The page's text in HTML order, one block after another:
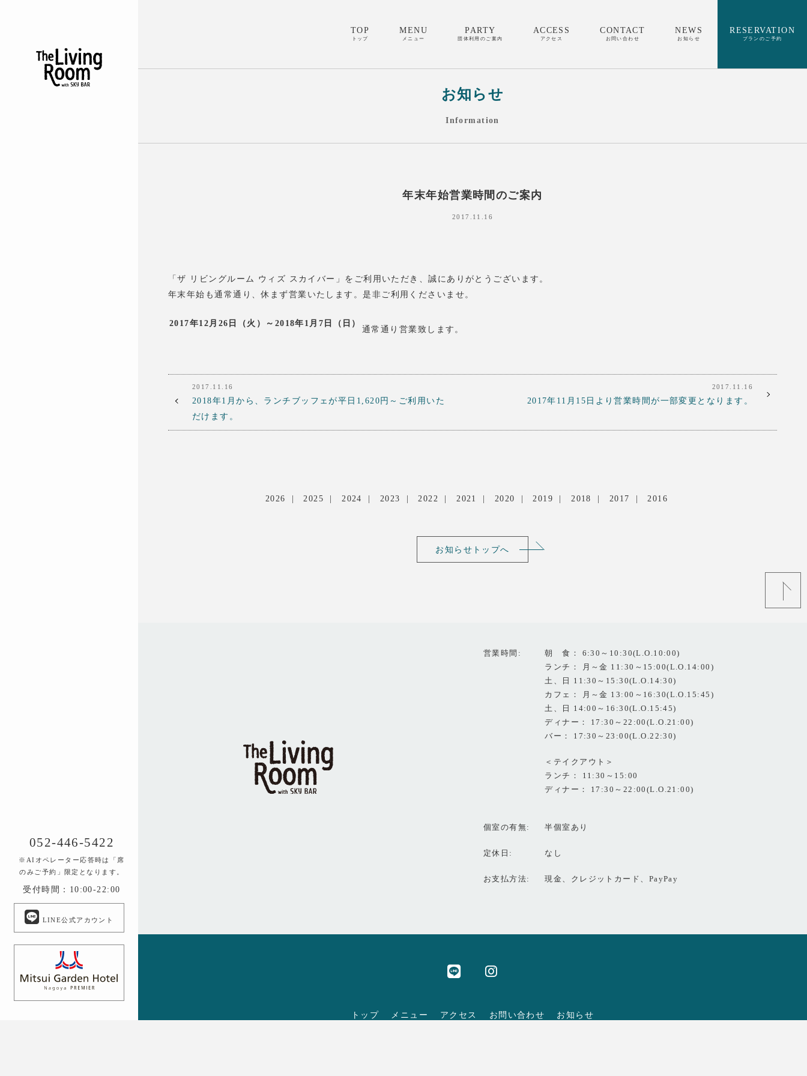
052-446-5422
※AIオペレーター応答時は「席
のみご予約」限定となります。
受付時間：10:00-22:00
LINE公式アカウント
TOP
トップ
MENU
メニュー
PARTY
団体利用のご案内
ACCESS
アクセス
CONTACT
お問い合わせ
NEWS
お知らせ
RESERVATION
プランのご予約
お知らせ
Information
年末年始営業時間のご案内
2017.11.16
「ザ リビングルーム ウィズ スカイバー」をご利用いただき、誠にありがとうございます。
年末年始も通常通り、休まず営業いたします。是非ご利用くださいませ。
2017年12月26日（火）～2018年1月7日（日）
通常通り営業致します。
2017.11.16
2018年1月から、ランチブッフェが平日1,620円～ご利用いた
だけます。
2017.11.16
2017年11月15日より営業時間が一部変更となります。
2026 2025 2024 2023 2022 2021 2020 2019 2018 2017 2016
お知らせトップへ
営業時間
朝 食： 6:30～10:30(L.O.10:00)
ランチ： 月～金 11:30～15:00(L.O.14:00)
土、日 11:30～15:30(L.O.14:30)
カフェ： 月～金 13:00～16:30(L.O.15:45)
土、日 14:00～16:30(L.O.15:45)
ディナー： 17:30～22:00(L.O.21:00)
バー： 17:30～23:00(L.O.22:30)
＜テイクアウト＞
ランチ： 11:30～15:00
ディナー： 17:30～22:00(L.O.21:00)
個室の有無 半個室あり
定休日 なし
お支払方法 現金、クレジットカード、PayPay
トップ メニュー アクセス お問い合わせ お知らせ